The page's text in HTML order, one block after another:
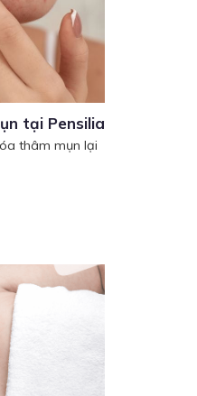
tại Pensilia
thâm mụn lại